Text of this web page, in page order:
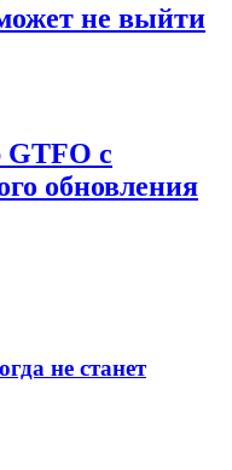
не выйти
с
обновления
не станет